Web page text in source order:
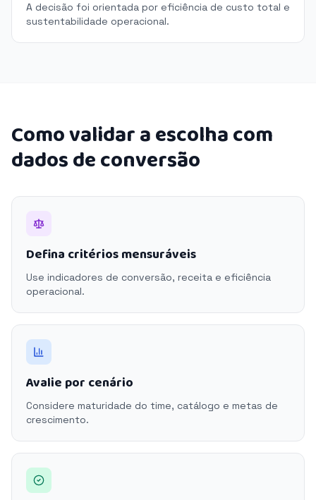
A decisão foi orientada por eficiência de custo total e
sustentabilidade operacional.
Como validar a escolha com
dados de conversão
Defina critérios mensuráveis
Use indicadores de conversão, receita e eficiência
operacional.
Avalie por cenário
Considere maturidade do time, catálogo e metas de
crescimento.